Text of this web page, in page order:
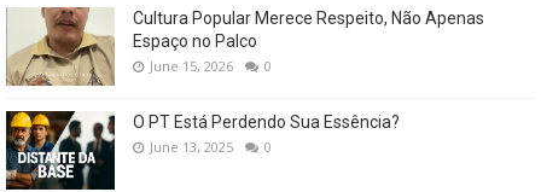
Cultura Popular Merece Respeito, Não Apenas
Espaço no Palco
June 15, 2026 0
O PT Está Perdendo Sua Essência?
June 13, 2025 0